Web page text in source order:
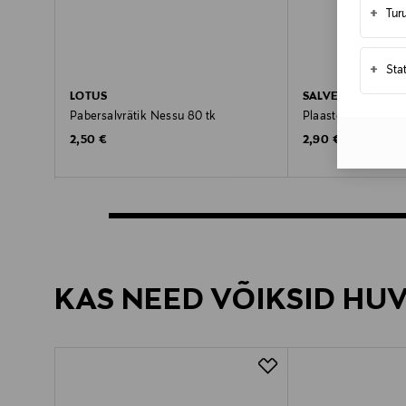
+
+
LOTUS
Pabersalvrätik Nessu 80 tk
Original Price
2,50 €
SALVEQUICK
Plaaster Textile
Original Price
2,90 €
KAS NEED VÕIKSID